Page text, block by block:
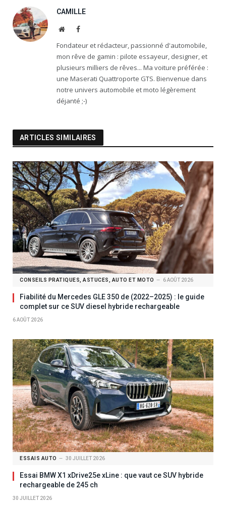
CAMILLE
WebsiteFacebook
Fondateur et rédacteur, passionné d'automobile,
mon rêve de gamin : pilote essayeur, designer, et
plusieurs milliers de rêves... Ma voiture préférée :
une Maserati Quattroporte GTS. Bienvenue dans
notre univers automobile et moto légèrement
déjanté ;-)
ARTICLES SIMILAIRES
CONSEILS PRATIQUES, ASTUCES, AUTO ET MOTO 6 AOÛT 2026
Fiabilité du Mercedes GLE 350 de (2022–2025) : le guide
complet sur ce SUV diesel hybride rechargeable
6 AOÛT 2026
ESSAIS AUTO 30 JUILLET 2026
Essai BMW X1 xDrive25e xLine : que vaut ce SUV hybride
rechargeable de 245 ch
30 JUILLET 2026